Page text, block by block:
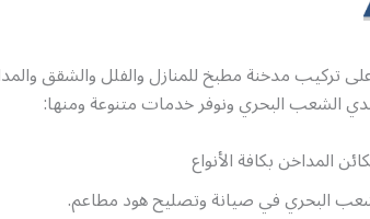
تركيب مدخنة مطبخ للمنازل والفلل والشقق
الشعب البحري ونوفر خدمات متنوعة ومنها:
المداخن بكافة الأنواع
البحري في صيانة وتصليح هود مطاعم.